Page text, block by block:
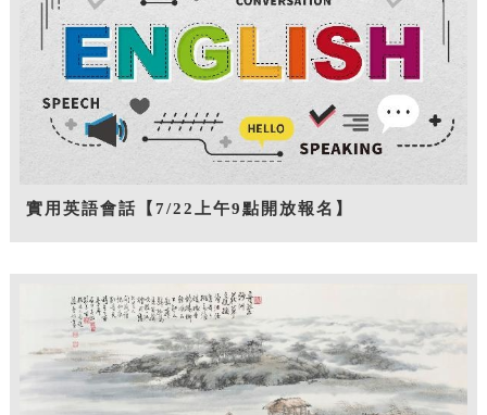
實用英語會話【7/22上午9點開放報名】